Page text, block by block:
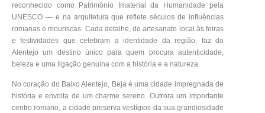
reconhecido como Patrimônio Imaterial da Humanidade pela
UNESCO — e na arquitetura que reflete séculos de influências
romanas e mouriscas. Cada detalhe, do artesanato local às feiras
e festividades que celebram a identidade da região, faz do
Alentejo um destino único para quem procura autenticidade,
beleza e uma ligação genuína com a história e a natureza.
No coração do Baixo Alentejo, Beja é uma cidade impregnada de
história e envolta de um charme sereno. Outrora um importante
centro romano, a cidade preserva vestígios da sua grandiosidade